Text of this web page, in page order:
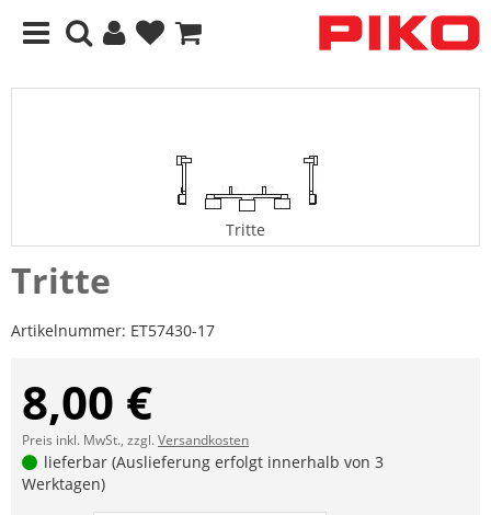
Tritte
Tritte
Artikelnummer: ET57430-17
8,00 €
Preis inkl. MwSt., zzgl.Versandkosten
lieferbar (Auslieferung erfolgt innerhalb von 3
Werktagen)